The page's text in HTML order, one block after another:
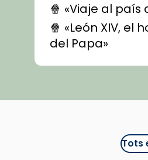
🍿 «Viaje al país
🍿 «León XIV, el
del Papa»
🍿 «Las ovejas
recomanacions
Tots